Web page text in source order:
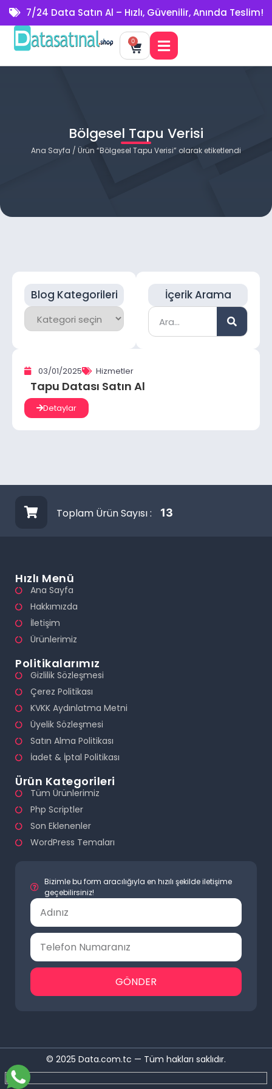
7/24 Data Satın Al – Hızlı, Güvenilir, Anında Teslim!
0
Bölgesel Tapu Verisi
Ana Sayfa / Ürün “Bölgesel Tapu Verisi” olarak etiketlendi
Blog Kategorileri İçerik Arama
03/01/2025 Hizmetler
Tapu Datası Satın Al
Detaylar
Toplam Ürün Sayısı : 13
Hızlı Menü
Ana Sayfa
Hakkımızda
İletişim
Ürünlerimiz
Politikalarımız
Gizlilik Sözleşmesi
Çerez Politikası
KVKK Aydınlatma Metni
Üyelik Sözleşmesi
Satın Alma Politikası
İadet & İptal Politikası
Ürün Kategorileri
Tüm Ürünlerimiz
Php Scriptler
Son Eklenenler
WordPress Temaları
Bizimle bu form aracılığıyla en hızılı şekilde iletişime
geçebilirsiniz!
GÖNDER
© 2025 Data.com.tc — Tüm hakları saklıdır.